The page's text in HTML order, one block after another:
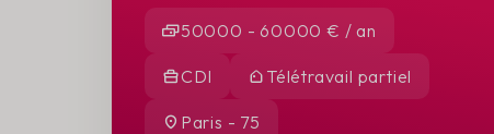
50000 - 60000 € / an
CDI Télétravail partiel
Paris - 75